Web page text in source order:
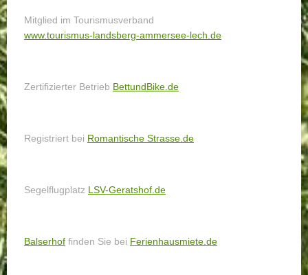
Mitglied im Tourismusverband
www.tourismus-landsberg-ammersee-lech.de
Zertifizierter Betrieb BettundBike.de
Registriert bei Romantische Strasse.de
Segelflugplatz LSV-Geratshof.de
Balserhof finden Sie bei Ferienhausmiete.de